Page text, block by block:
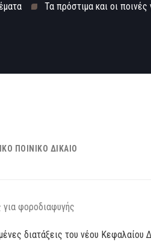
Τα πρόστιμα και οι
ΠΟΙΝΙΚΌ ΔΊΚΑΙΟ
διατάξεις του νέου